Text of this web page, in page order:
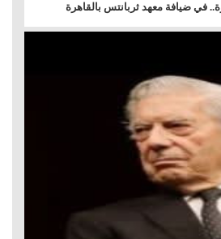
في ضيافة معهد ثربانتس بالقاهرة